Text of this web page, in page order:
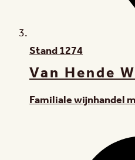
Stand1274
Van Hende
Familiale wijnhandel